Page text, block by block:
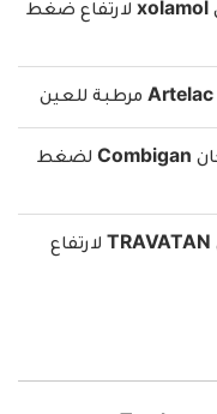
قطرة زولامول xolamol لارتفاع ضغط
قطرة كومبيجان Combigan لضغط
قطرة ترافاتان TRAVATAN لارتفاع